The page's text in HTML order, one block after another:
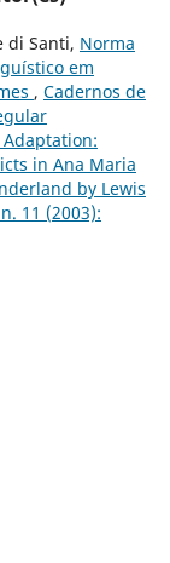
di Santi, Norma
em
, Cadernos de
in Ana Maria
by Lewis
11 (2003):